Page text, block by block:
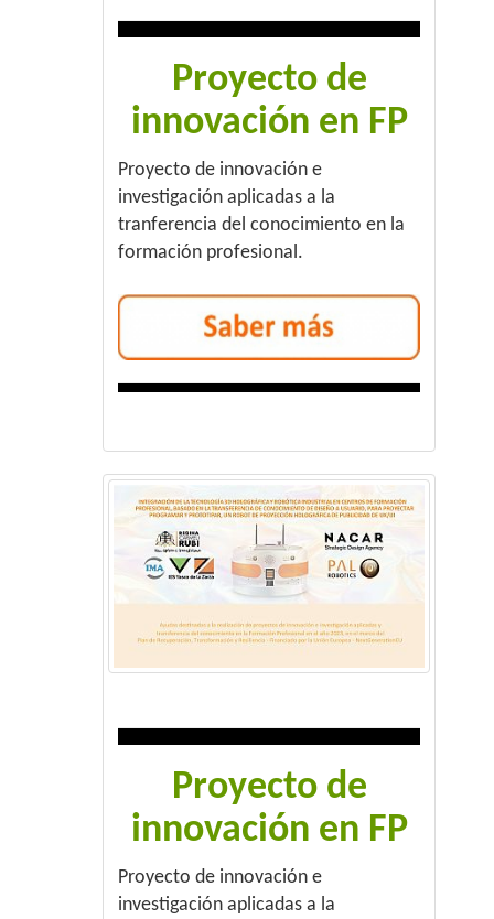
Proyecto de
innovación en FP
Proyecto de innovación e
investigación aplicadas a la
tranferencia del conocimiento en la
formación profesional.
Proyecto de
innovación en FP
Proyecto de innovación e
investigación aplicadas a la